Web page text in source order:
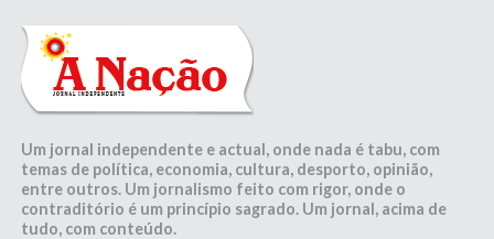
Um jornal independente e actual, onde nada é tabu, com
temas de política, economia, cultura, desporto, opinião,
entre outros. Um jornalismo feito com rigor, onde o
contraditório é um princípio sagrado. Um jornal, acima de
tudo, com conteúdo.